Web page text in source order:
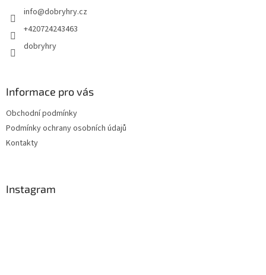
info@dobryhry.cz
+420724243463
dobryhry
Informace pro vás
Obchodní podmínky
Podmínky ochrany osobních údajů
Kontakty
Instagram